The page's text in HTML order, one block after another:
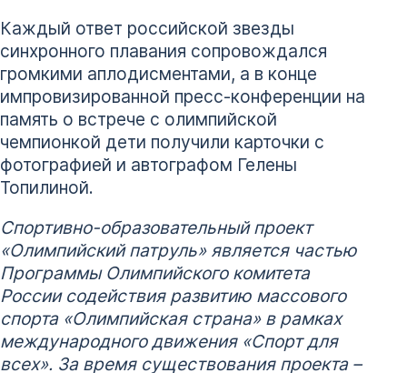
Каждый ответ российской звезды
синхронного плавания сопровождался
громкими аплодисментами, а в конце
импровизированной пресс-конференции на
память о встрече с олимпийской
чемпионкой дети получили карточки с
фотографией и автографом Гелены
Топилиной.
Спортивно-образовательный проект
«Олимпийский патруль» является частью
Программы Олимпийского комитета
России содействия развитию массового
спорта «Олимпийская страна» в рамках
международного движения «Спорт для
всех». За время существования проекта –